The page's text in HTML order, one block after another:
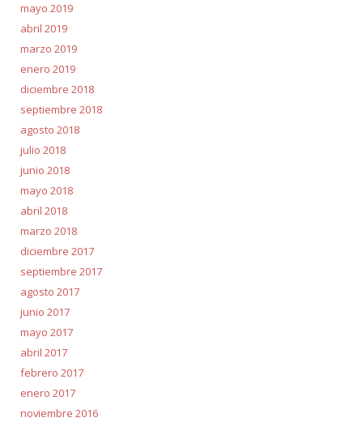
mayo 2019
abril 2019
marzo 2019
enero 2019
diciembre 2018
septiembre 2018
agosto 2018
julio 2018
junio 2018
mayo 2018
abril 2018
marzo 2018
diciembre 2017
septiembre 2017
agosto 2017
junio 2017
mayo 2017
abril 2017
febrero 2017
enero 2017
noviembre 2016